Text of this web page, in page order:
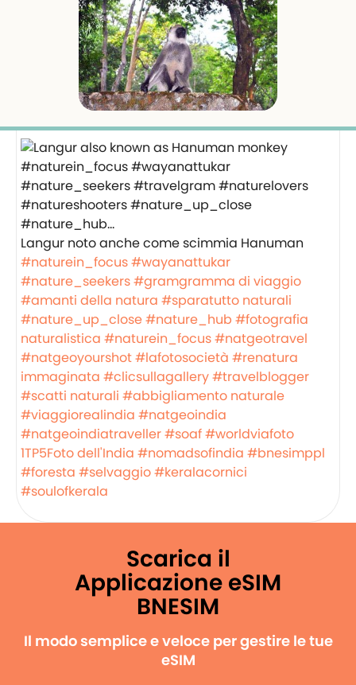
Langur noto anche come scimmia Hanuman
#naturein_focus#wayanattukar
#nature_seekers#gramgramma di viaggio
#amanti della natura #sparatutto naturali
#nature_up_close#nature_hub #fotografia
naturalistica #naturein_focus#natgeotravel
#natgeoyourshot#lafotosocietà #renatura
immaginata #clicsullagallery#travelblogger
#scatti naturali #abbigliamento naturale
#viaggiorealindia #natgeoindia
#natgeoindiatraveller#soaf#worldviafoto
1TP5Foto dell'India #nomadsofindia #bnesimppl
#foresta #selvaggio#keralacornici
#soulofkerala
Scarica il
Applicazione eSIM
BNESIM
Il modo semplice e veloce per gestire le tue
eSIM